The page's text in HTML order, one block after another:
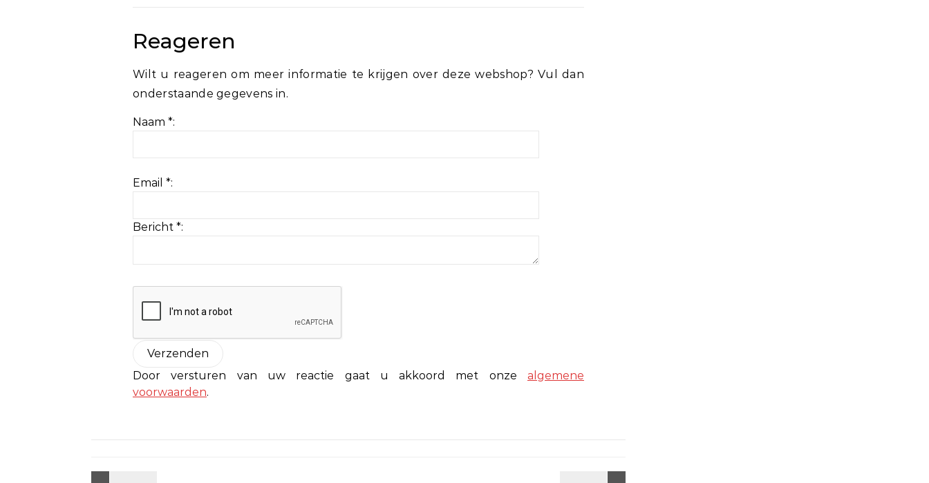
Reageren
Wilt u reageren om meer informatie te krijgen over deze webshop? Vul dan
onderstaande gegevens in.
Naam *:
Email *:
Bericht *:
Door versturen van uw reactie gaat u akkoord met onze algemene
voorwaarden.